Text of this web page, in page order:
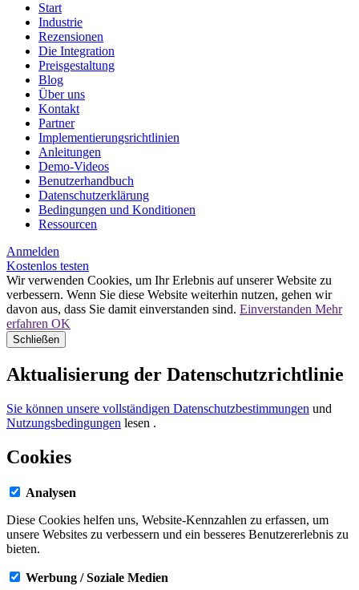
Start
Industrie
Rezensionen
Die Integration
Preisgestaltung
Blog
Über uns
Kontakt
Partner
Implementierungsrichtlinien
Anleitungen
Demo-Videos
Benutzerhandbuch
Datenschutzerklärung
Bedingungen und Konditionen
Ressourcen
Anmelden
Kostenlos testen
Wir verwenden Cookies, um Ihr Erlebnis auf unserer Website zu
verbessern. Wenn Sie diese Website weiterhin nutzen, gehen wir
davon aus, dass Sie damit einverstanden sind. Einverstanden Mehr
erfahren OK
Schließen
Aktualisierung der Datenschutzrichtlinie
Sie können unsere vollständigen Datenschutzbestimmungen und
Nutzungsbedingungen lesen .
Cookies
Analysen
Diese Cookies helfen uns, Website-Kennzahlen zu erfassen, um
unsere Websites zu verbessern und ein besseres Benutzererlebnis zu
bieten.
Werbung / Soziale Medien